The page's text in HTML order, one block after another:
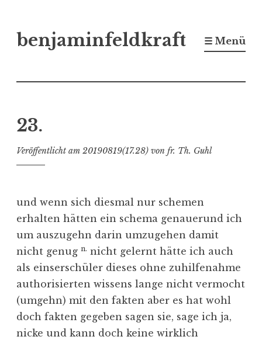
Inhalt
benjaminfeldkraft ☰ Menü
23.
Veröffentlicht am 20190819(17.28) von fr. Th. Guhl
und wenn sich diesmal nur schemen
erhalten hätten ein schema genauerund ich
um auszugehn darin umzugehen damit
nicht genug n. nicht gelernt hätte ich auch
als einserschüler dieses ohne zuhilfenahme
authorisierten wissens lange nicht vermocht
(umgehn) mit den fakten aber es hat wohl
doch fakten gegeben sagen sie, sage ich ja,
nicke und kann doch keine wirklich